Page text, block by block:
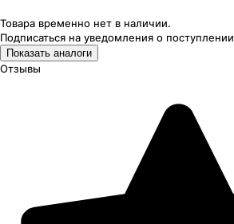
Товара временно нет в наличии.
Подписаться на уведомления о поступлении
Показать аналоги
Отзывы